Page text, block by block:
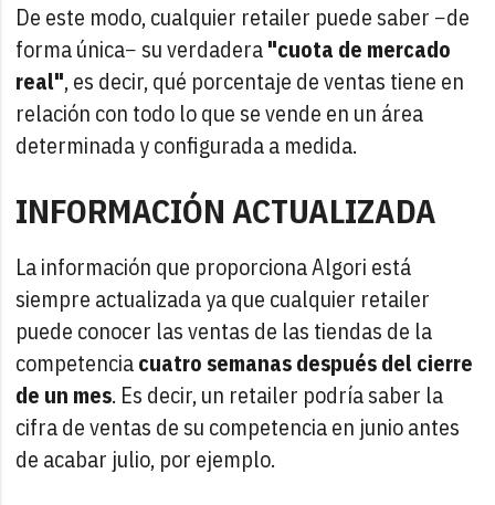
De este modo, cualquier retailer puede saber −de
forma única− su verdadera"cuota de mercado
real", es decir, qué porcentaje de ventas tiene en
relación con todo lo que se vende en un área
determinada y configurada a medida.
INFORMACIÓN ACTUALIZADA
La información que proporciona Algori está
siempre actualizada ya que cualquier retailer
puede conocer las ventas de las tiendas de la
competenciacuatro semanas después del cierre
de un mes. Es decir, un retailer podría saber la
cifra de ventas de su competencia en junio antes
de acabar julio, por ejemplo.